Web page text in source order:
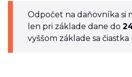
Odpočet na daňovníka si
len pri základe dane do
vyššom základe sa čiastka